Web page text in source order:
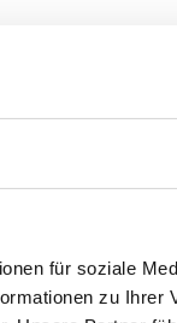
für soziale
zu Ihrer